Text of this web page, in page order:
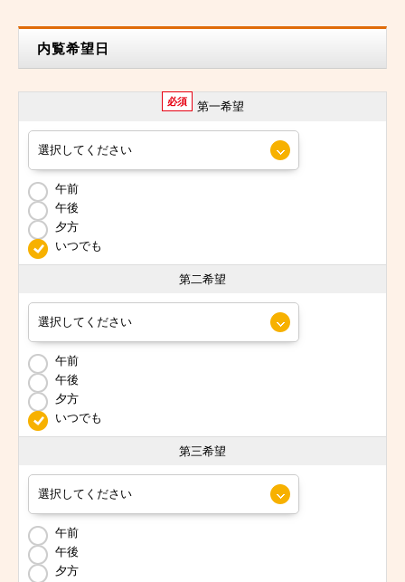
内覧希望日
必須 第一希望
午前
午後
夕方
いつでも
第二希望
午前
午後
夕方
いつでも
第三希望
午前
午後
夕方